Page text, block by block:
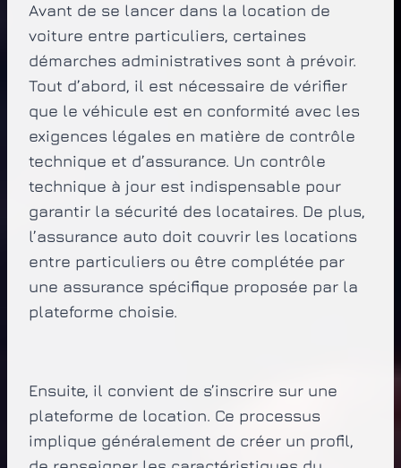
Avant de se lancer dans la location de
voiture entre particuliers, certaines
démarches administratives sont à prévoir.
Tout d’abord, il est nécessaire de vérifier
que le véhicule est en conformité avec les
exigences légales en matière de contrôle
technique et d’assurance. Un contrôle
technique à jour est indispensable pour
garantir la sécurité des locataires. De plus,
l’assurance auto doit couvrir les locations
entre particuliers ou être complétée par
une assurance spécifique proposée par la
plateforme choisie.
Ensuite, il convient de s’inscrire sur une
plateforme de location. Ce processus
implique généralement de créer un profil,